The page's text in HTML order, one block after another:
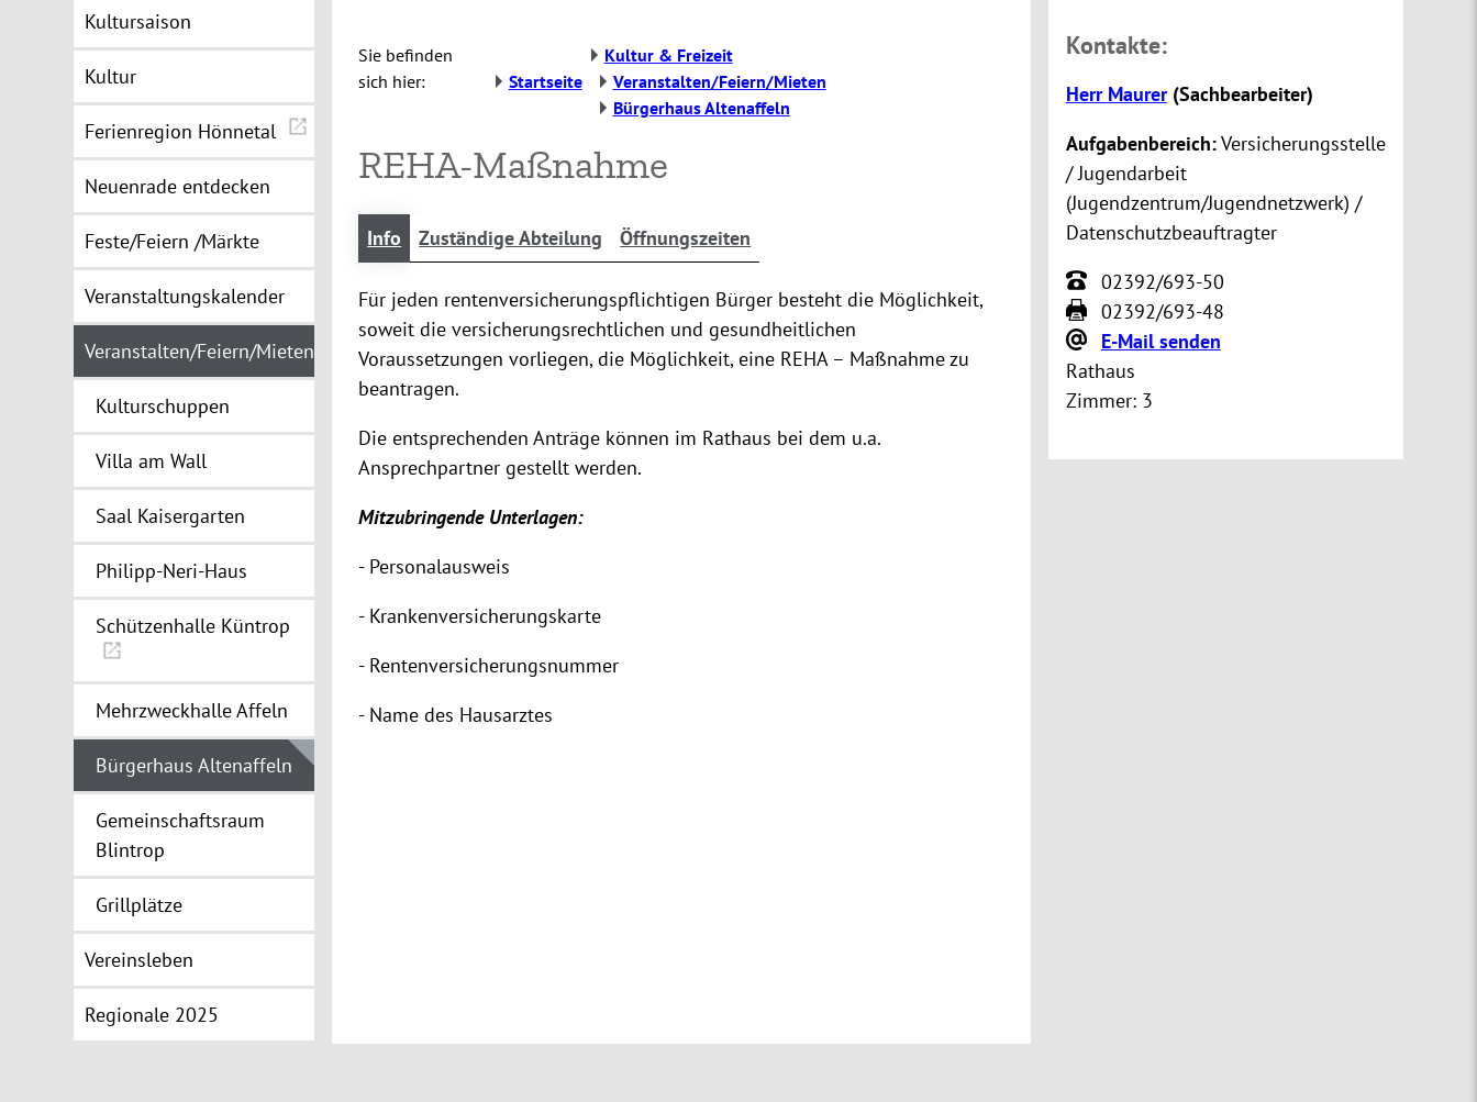
Kultursaison
Kultur
Ferienregion Hönnetal
Neuenrade entdecken
Feste/Feiern /Märkte
Veranstaltungskalender
Veranstalten/Feiern/Mieten
Kulturschuppen
Villa am Wall
Saal Kaisergarten
Philipp-Neri-Haus
Schützenhalle Küntrop
Mehrzweckhalle Affeln
Bürgerhaus Altenaffeln
Gemeinschaftsraum
Blintrop
Grillplätze
Vereinsleben
Regionale 2025
Sie befinden
sich hier:
Startseite
Kultur & Freizeit
Veranstalten/Feiern/Mieten
Bürgerhaus Altenaffeln
REHA-Maßnahme
Info Zuständige Abteilung Öffnungszeiten
Für jeden rentenversicherungspflichtigen Bürger besteht die Möglichkeit,
soweit die versicherungsrechtlichen und gesundheitlichen
Voraussetzungen vorliegen, die Möglichkeit, eine REHA – Maßnahme zu
beantragen.
Die entsprechenden Anträge können im Rathaus bei dem u.a.
Ansprechpartner gestellt werden.
Mitzubringende Unterlagen:
- Personalausweis
- Krankenversicherungskarte
- Rentenversicherungsnummer
- Name des Hausarztes
Kontakte:
Herr Maurer (Sachbearbeiter)
Aufgabenbereich:Versicherungsstelle
/ Jugendarbeit
(Jugendzentrum/Jugendnetzwerk) /
Datenschutzbeauftragter
02392/693-50
02392/693-48
E-Mail senden
Rathaus
Zimmer: 3